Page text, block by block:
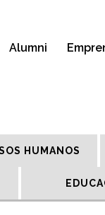
Alumni
HUMANOS